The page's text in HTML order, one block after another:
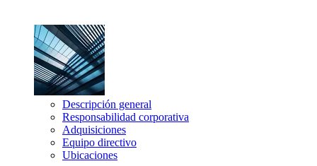
Descripción general
Responsabilidad corporativa
Adquisiciones
Equipo directivo
Ubicaciones